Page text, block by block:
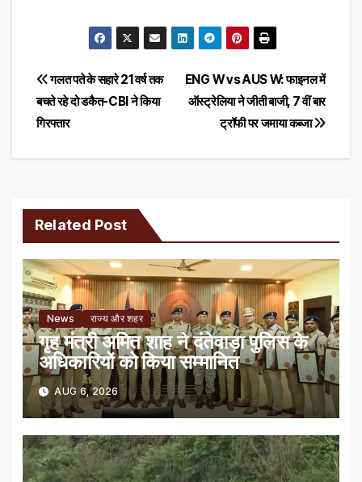
Post
navigation
ENG W vs AUS W: फाइनल में
ऑस्ट्रेलिया ने जीती बाजी, 7 वीं बार
ट्रॉफी पर जमाया कब्जा
गलत पते के सहारे 21 वर्ष तक
बचते रहे दो डकैत-CBI ने किया
गिरफ्तार
Related Post
News राज्य और शहर
गृह मंत्री अमित शाह ने दंतेवाड़ा पुलिस के
अधिकारियों को किया सम्मानित
AUG 6, 2026